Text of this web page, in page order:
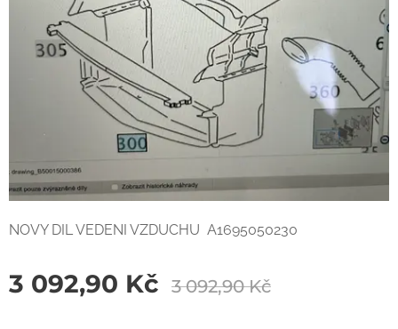
NOVY DIL VEDENI VZDUCHU A1695050230
3 092,90 Kč 3 092,90Kč